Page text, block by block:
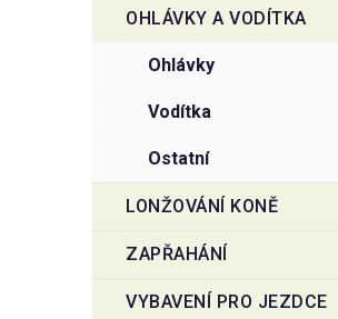
OHLÁVKY A VODÍTKA
ohlávky
vodítka
ostatní
LONŽOVÁNÍ KONĚ
ZAPŘAHÁNÍ
VYBAVENÍ PRO JEZDCE